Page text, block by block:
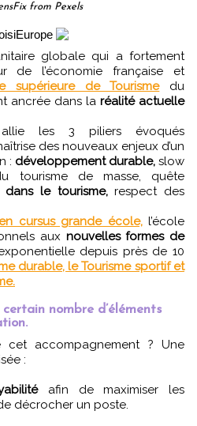
from Pexels
de l’économie française et
supérieure de Tourismedu
ancrée dans la réalité actuelle
les 3 piliers évoqués
des nouveaux enjeux d’un
: développement durable, slow
tourisme de masse, quête
dans le tourisme,respect des
en cursus grande école,l’école
aux nouvelles formes de
depuis près de 10
durable, le Tourisme sportif et
nombre d’éléments
:
afin de maximiser les
décrocher un poste.